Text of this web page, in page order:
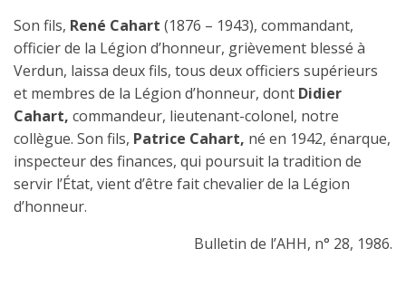
Son fils, René Cahart (1876 – 1943), commandant,
officier de la Légion d’honneur, grièvement blessé à
Verdun, laissa deux fils, tous deux officiers supérieurs
et membres de la Légion d’honneur, dont Didier
Cahart, commandeur, lieutenant-colonel, notre
collègue. Son fils, Patrice Cahart, né en 1942, énarque,
inspecteur des finances, qui poursuit la tradition de
servir l’État, vient d’être fait chevalier de la Légion
d’honneur.
Bulletin de l’AHH, n° 28, 1986.